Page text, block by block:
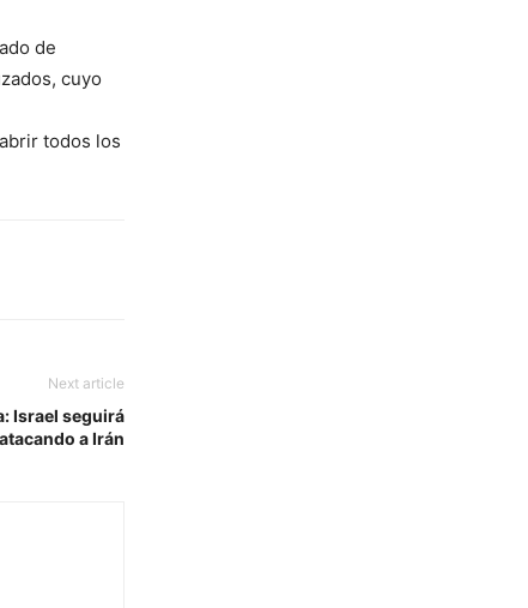
de
cuyo
todos los
Next article
Israel seguirá
atacando a Irán